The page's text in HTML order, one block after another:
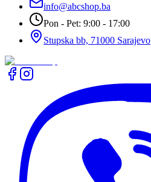
info@abcshop.ba
Pon - Pet: 9:00 - 17:00
Stupska bb, 71000 Sarajevo